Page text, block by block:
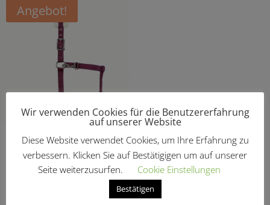
Angebot!
Halfter unterlegt
€17,95Ursprünglicher
Preis
€ 10,77Aktueller
Preis
Wir verwenden Cookies für die Benutzererfahrung
auf unserer Website
Diese Website verwendet Cookies, um Ihre Erfahrung zu
verbessern. Klicken Sie auf Bestätigigen um auf unserer
Seite weiterzusurfen.
Cookie Einstellungen
Bestätigen